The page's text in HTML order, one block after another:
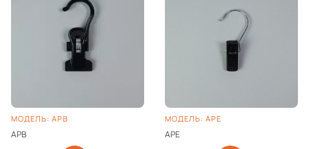
МОДЕЛЬ: APB
APB
МОДЕЛЬ: APE
APE